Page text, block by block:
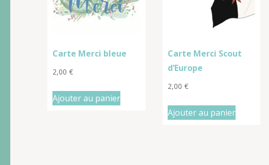
Carte Merci bleue
2,00 €
Ajouter au panier
Carte Merci Scout
d’Europe
2,00 €
Ajouter au panier